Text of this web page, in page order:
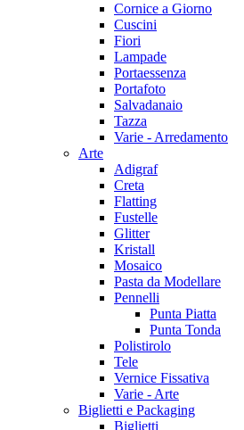
Cornice a Giorno
Cuscini
Fiori
Lampade
Portaessenza
Portafoto
Salvadanaio
Tazza
Varie - Arredamento
Arte
Adigraf
Creta
Flatting
Fustelle
Glitter
Kristall
Mosaico
Pasta da Modellare
Pennelli
Punta Piatta
Punta Tonda
Polistirolo
Tele
Vernice Fissativa
Varie - Arte
Biglietti e Packaging
Biglietti